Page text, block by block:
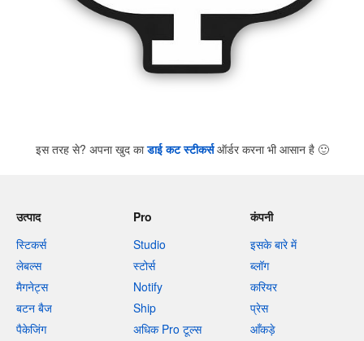
इस तरह से? अपना खुद काडाई कट स्टीकर्सऑर्डर करना भी आसान है 🙂
उत्पाद
स्टिकर्स
लेबल्स
मैगनेट्स
बटन बैज
पैकेजिंग
Pro
Studio
स्टोर्स
Notify
Ship
अधिक Pro टूल्स
कंपनी
इसके बारे में
ब्लॉग
करियर
प्रेस
आँकड़े